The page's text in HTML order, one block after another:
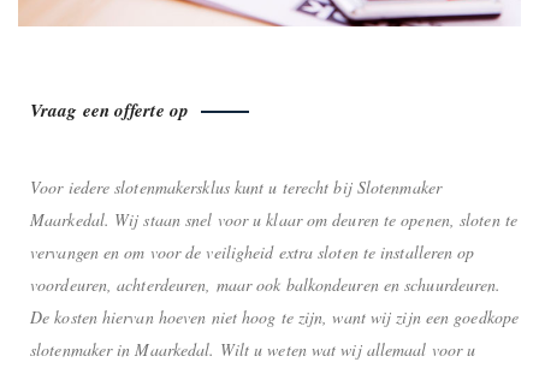
Vraag een offerte op
Voor iedere slotenmakersklus kunt u terecht bij Slotenmaker
Maarkedal. Wij staan snel voor u klaar om deuren te openen, sloten te
vervangen en om voor de veiligheid extra sloten te installeren op
voordeuren, achterdeuren, maar ook balkondeuren en schuurdeuren.
De kosten hiervan hoeven niet hoog te zijn, want wij zijn een goedkope
slotenmaker in Maarkedal. Wilt u weten wat wij allemaal voor u